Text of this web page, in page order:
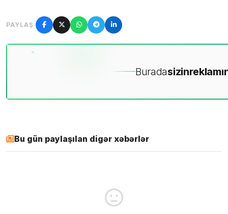
PAYLAŞ
Buradasizin
Bu gün paylaşılan digər xəbərlər